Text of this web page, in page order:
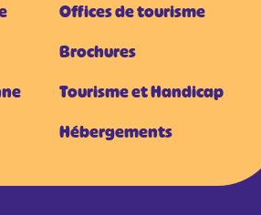
Offices de tourisme
Brochures
Tourisme et Handicap
Hébergements